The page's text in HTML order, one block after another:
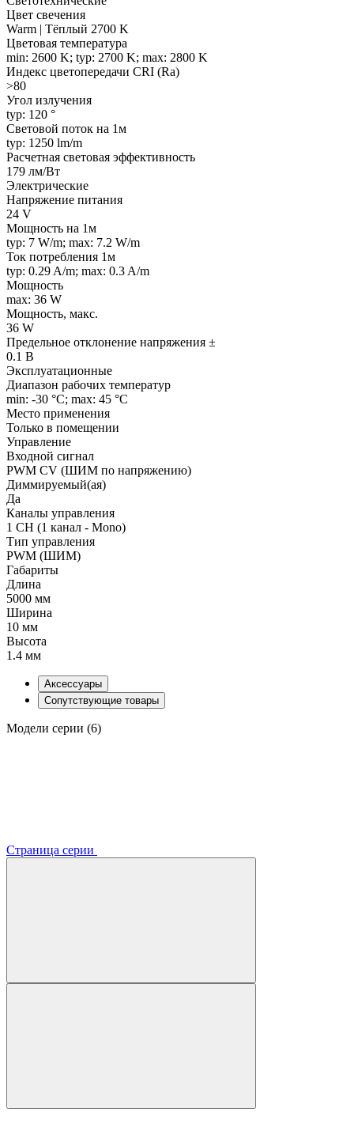
Цвет свечения
Warm | Тёплый 2700 K
Цветовая температура
min: 2600 K; typ: 2700 K; max: 2800 K
Индекс цветопередачи CRI (Ra)
>80
Угол излучения
typ: 120 °
Световой поток на 1м
typ: 1250 lm/m
Расчетная световая эффективность
179 лм/Вт
Электрические
Напряжение питания
24 V
Мощность на 1м
typ: 7 W/m; max: 7.2 W/m
Ток потребления 1м
typ: 0.29 A/m; max: 0.3 A/m
Мощность
max: 36 W
Мощность, макс.
36 W
Предельное отклонение напряжения ±
0.1 В
Эксплуатационные
Диапазон рабочих температур
min: -30 °C; max: 45 °C
Место применения
Только в помещении
Управление
Входной сигнал
PWM СV (ШИМ по напряжению)
Диммируемый(ая)
Да
Каналы управления
1 CH (1 канал - Mono)
Тип управления
PWM (ШИМ)
Габариты
Длина
5000 мм
Ширина
10 мм
Высота
1.4 мм
Аксессуары
Сопутствующие товары
Модели серии (6)
Страница серии